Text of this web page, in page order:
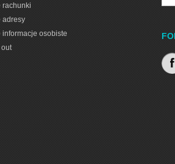
rachunki
adresy
informacje osobiste